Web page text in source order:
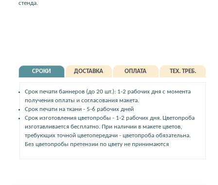
стенда.
СРОКИ ДОСТАВКА ОПЛАТА ТЕХ. ТРЕБ.
Срок печати баннеров (до 20 шт.): 1-2 рабочих дня с момента
получения оплаты и согласования макета.
Срок печати на ткани - 5-6 рабочих дней
Срок изготовления цветопробы - 1-2 рабочих дня. Цветопроба
изготавливается бесплатно. При наличии в макете цветов,
требующих точной цветопередачи - цветопроба обязательна.
Без цветопробы претензии по цвету не принимаются